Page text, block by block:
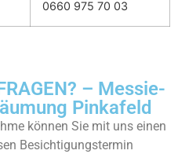
0660 975 70 03
– Messie-
Pinkafeld
können Sie mit uns einen
Besichtigungstermin